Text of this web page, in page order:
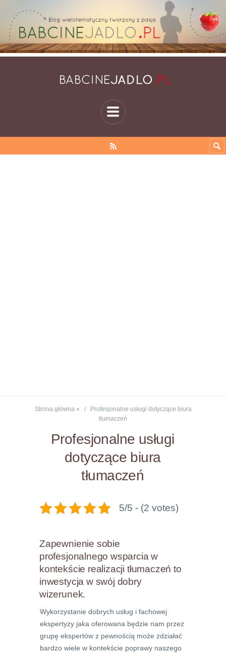
Strona główna»
Profesjonalne usługi dotyczące biura
tłumaczeń
Profesjonalne usługi
dotyczące biura
tłumaczeń
5/5 - (2 votes)
Zapewnienie sobie
profesjonalnego wsparcia w
kontekście realizacji tłumaczeń to
inwestycja w swój dobry
wizerunek.
Wykorzystanie dobrych usług i fachowej
ekspertyzy jaka oferowana będzie nam przez
grupę ekspertów z pewnością może zdziałać
bardzo wiele w kontekście poprawy naszego